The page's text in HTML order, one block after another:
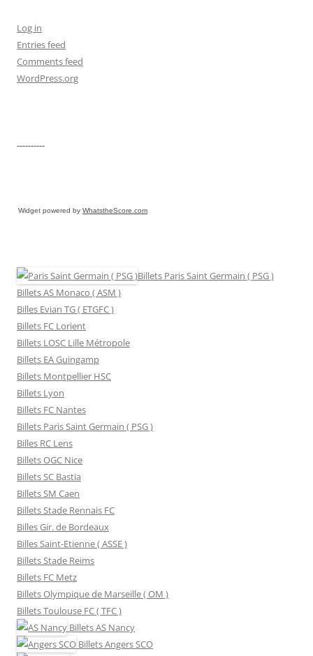
Log in
Entries feed
Comments feed
WordPress.org
----------
Widget powered by WhatstheScore.com
Billets Paris Saint Germain ( PSG )
Billets AS Monaco ( ASM )
Billes Evian TG ( ETGFC )
Billets FC Lorient
Billets LOSC Lille Métropole
Billets EA Guingamp
Billets Montpellier HSC
Billets Lyon
Billets FC Nantes
Billets Paris Saint Germain ( PSG )
Billes RC Lens
Billets OGC Nice
Billets SC Bastia
Billets SM Caen
Billets Stade Rennais FC
Billes Gir. de Bordeaux
Billes Saint-Etienne ( ASSE )
Billets Stade Reims
Billets FC Metz
Billets Olympique de Marseille ( OM )
Billets Toulouse FC ( TFC )
BilletsAS Nancy
BilletsAngers SCO